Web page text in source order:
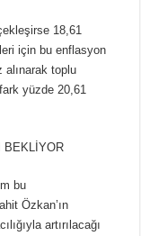
18,61
için bu enflasyon
alınarak toplu
yüzde 20,61
BEKLİYOR
bu
Özkan’ın
artırılacağı